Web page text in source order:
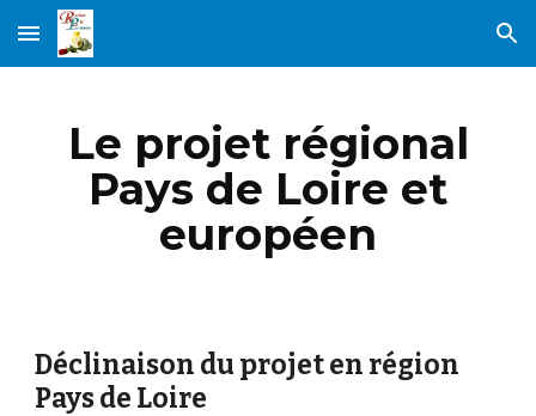
Skip to main content Skip to navigation
Le projet régional
Pays de Loire et
européen
Déclinaison du projet en région
Pays de Loire